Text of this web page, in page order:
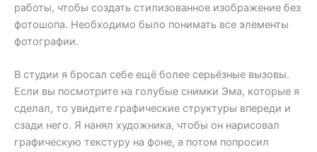
работы, чтобы создать стилизованное изображение без
фотошопа. Необходимо было понимать все элементы
фотографии.
В студии я бросал себе ещё более серьёзные вызовы.
Если вы посмотрите на голубые снимки Эма, которые я
сделал, то увидите графические структуры впереди и
сзади него. Я нанял художника, чтобы он нарисовал
графическую текстуру на фоне, а потом попросил